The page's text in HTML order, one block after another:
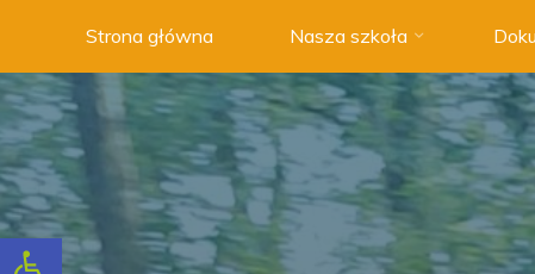
Otwórz pasek narzędzi
Podstawowa
nr 3 w
Swarzędzu
NOWOCZESNA
SZKOŁA
Z
TRADYCJAMI
Strona główna Nasza szkoła